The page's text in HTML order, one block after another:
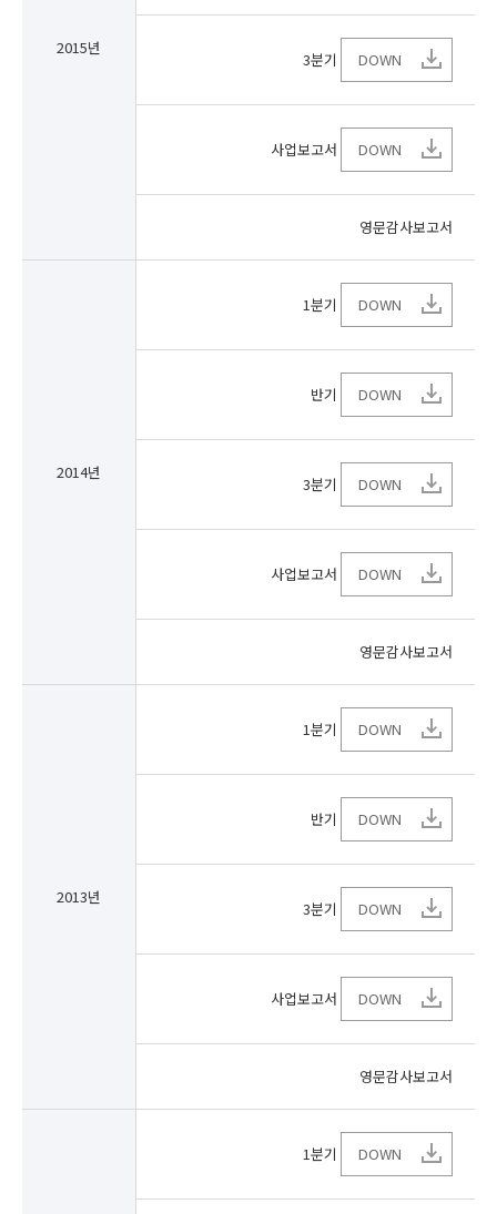
2015년
3분기 DOWN
사업보고서 DOWN
영문감사보고서
2014년
1분기 DOWN
반기 DOWN
3분기 DOWN
사업보고서 DOWN
영문감사보고서
2013년
1분기 DOWN
반기 DOWN
3분기 DOWN
사업보고서 DOWN
영문감사보고서
1분기 DOWN